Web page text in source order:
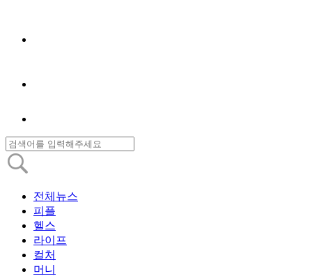
전체뉴스
피플
헬스
라이프
컬처
머니